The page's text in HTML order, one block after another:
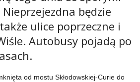
będzie
ulice poprzeczne i
Autobusy pojadą po
od mostu Skłodowskiej-Curie do